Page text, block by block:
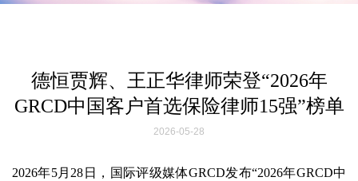
德恒贾辉、王正华律师荣登“2026年
GRCD中国客户首选保险律师15强”榜单
2026-05-28
2026年5月28日，国际评级媒体GRCD发布“2026年GRCD中